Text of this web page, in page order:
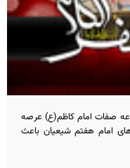
صفات امام کاظم(ع) عرصه
امام هفتم شیعیان باعث